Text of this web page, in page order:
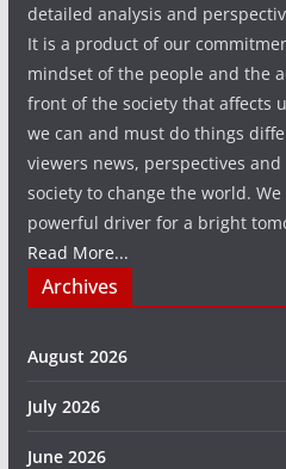
detailed analysis and
It is a product of our
mindset of the people and the
front of the society that affects
we can and must do things
viewers news, perspectives
society to change the world.
powerful driver for a bright
Read More...
Archives
August 2026
July 2026
June 2026